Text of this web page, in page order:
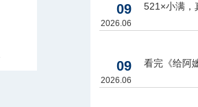
09
2026.06
521×小满，
09
2026.06
看完《给阿